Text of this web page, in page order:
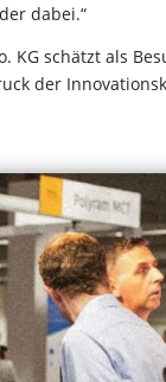
dabei.“
KG schätzt als
der